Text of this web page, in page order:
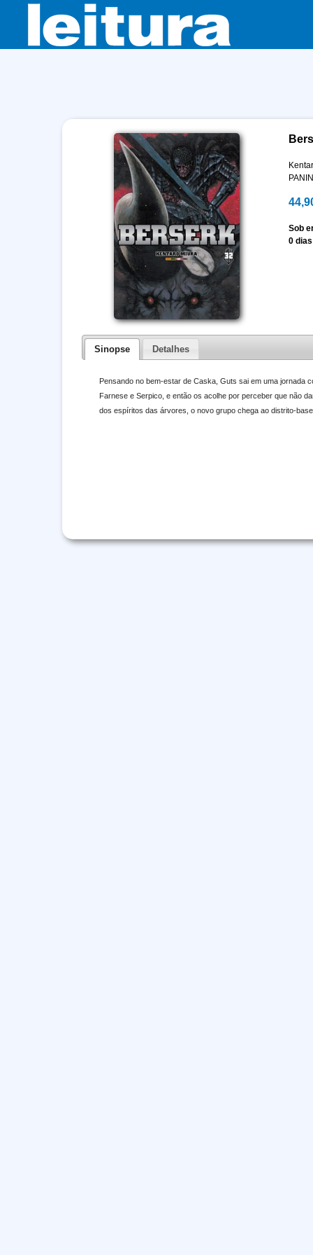
Sob
0 dias
Sinopse Detalhes
Pensando no bem-estar de Caska, Guts sai em uma jornada
Farnese e Serpico, e então os acolhe por perceber que não
dos espíritos das árvores, o novo grupo chega ao distrito-